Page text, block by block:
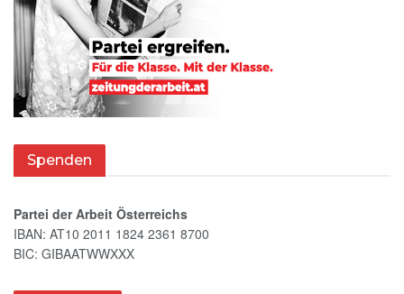
Spenden
Partei der Arbeit Österreichs
IBAN: AT10 2011 1824 2361 8700
BIC: GIBAATWWXXX